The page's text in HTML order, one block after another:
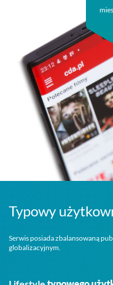
Typowy
Serwis posiada zbalansowaną
globalizacyjnym.